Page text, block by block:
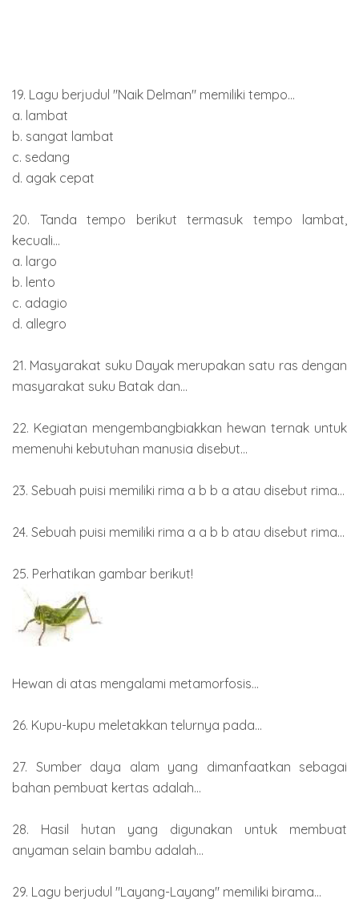
19. Lagu berjudul "Naik Delman" memiliki tempo...
a. lambat
b. sangat lambat
c. sedang
d. agak cepat
20. Tanda tempo berikut termasuk tempo lambat,
kecuali...
a. largo
b. lento
c. adagio
d. allegro
21. Masyarakat suku Dayak merupakan satu ras dengan
masyarakat suku Batak dan...
22. Kegiatan mengembangbiakkan hewan ternak untuk
memenuhi kebutuhan manusia disebut...
23. Sebuah puisi memiliki rima a b b a atau disebut rima...
24. Sebuah puisi memiliki rima a a b b atau disebut rima...
25. Perhatikan gambar berikut!
Hewan di atas mengalami metamorfosis...
26. Kupu-kupu meletakkan telurnya pada...
27. Sumber daya alam yang dimanfaatkan sebagai
bahan pembuat kertas adalah...
28. Hasil hutan yang digunakan untuk membuat
anyaman selain bambu adalah...
29. Lagu berjudul "Layang-Layang" memiliki birama...